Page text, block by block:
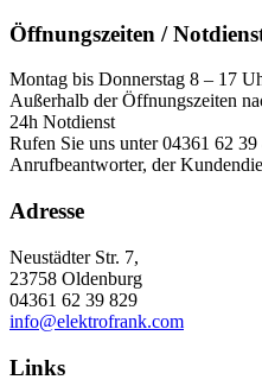
Öffnungszeiten /
Montag bis Donnerstag 8 – 17
Außerhalb der Öffnungszeiten
24h Notdienst
Rufen Sie uns unter 04361 62
Anrufbeantworter, der
Adresse
Neustädter Str. 7,
23758 Oldenburg
04361 62 39 829
info@elektrofrank.com
Links